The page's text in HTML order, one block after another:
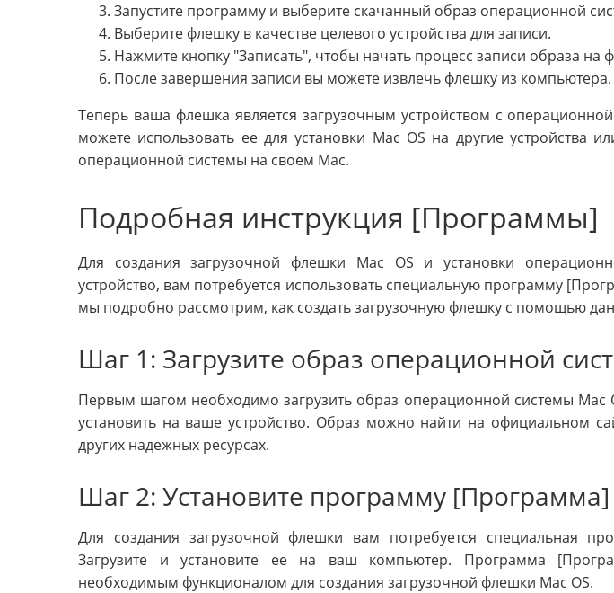
Запустите программу и выберите скачанный образ операционной
Выберите флешку в качестве целевого устройства для записи.
Нажмите кнопку "Записать", чтобы начать процесс записи образа на
После завершения записи вы можете извлечь флешку из компьютера.
Теперь ваша флешка является загрузочным устройством с
можете использовать ее для установки Mac OS на другие устройства
операционной системы на своем Mac.
Подробная инструкция [Программы]
Для создания загрузочной флешки Mac OS и установки
устройство, вам потребуется использовать специальную программу
мы подробно рассмотрим, как создать загрузочную флешку с помощью
Шаг 1: Загрузите образ операционной
Первым шагом необходимо загрузить образ операционной системы Mac
установить на ваше устройство. Образ можно найти на официальном
других надежных ресурсах.
Шаг 2: Установите программу [Программа]
Для создания загрузочной флешки вам потребуется специальная
Загрузите и установите ее на ваш компьютер. Программа
необходимым функционалом для создания загрузочной флешки Mac OS.